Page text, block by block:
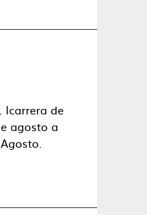
Icarrera de
agosto a